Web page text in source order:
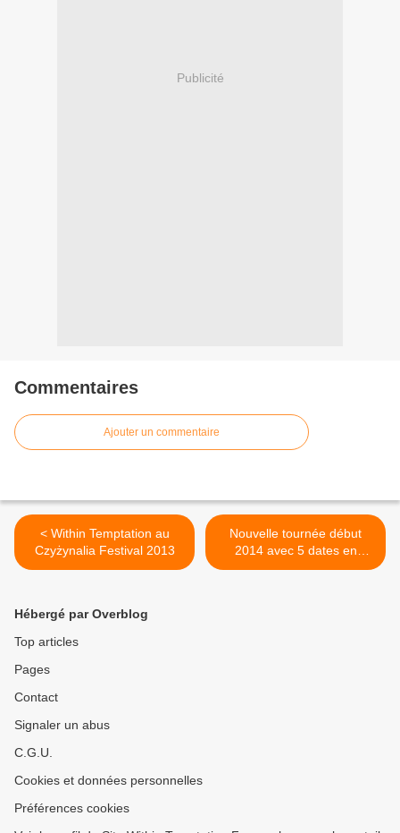
Publicité
Commentaires
Ajouter un commentaire
< Within Temptation au
Czyżynalia Festival 2013
Nouvelle tournée début
2014 avec 5 dates en
France ! >
Hébergé par Overblog
Top articles
Pages
Contact
Signaler un abus
C.G.U.
Cookies et données personnelles
Préférences cookies